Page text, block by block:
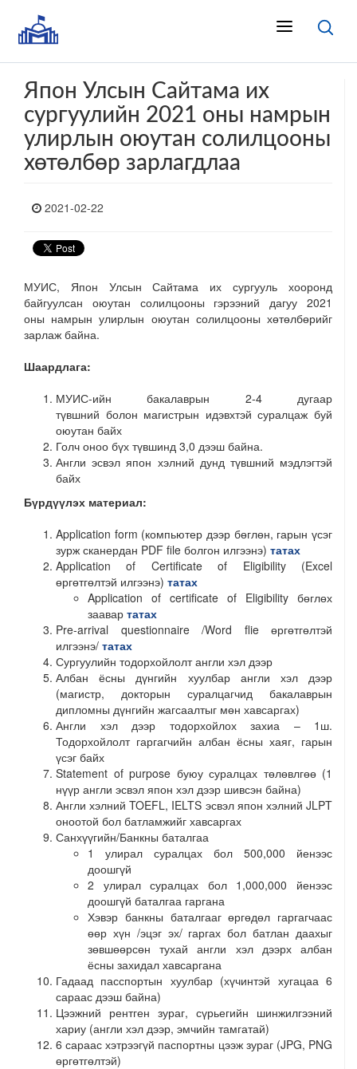
Япон Улсын Сайтама их
сургуулийн 2021 оны намрын
улирлын оюутан солилцооны
хөтөлбөр зарлагдлаа
2021-02-22
МУИС, Япон Улсын Сайтама их сургууль хооронд
байгуулсан оюутан солилцооны гэрээний дагуу 2021
оны намрын улирлын оюутан солилцооны хөтөлбөрийг
зарлаж байна.
Шаардлага:
МУИС-ийн бакалаврын 2-4 дугаар
түвшний болон магистрын идэвхтэй суралцаж буй
оюутан байх
Голч оноо бүх түвшинд 3,0 дээш байна.
Англи эсвэл япон хэлний дунд түвшний мэдлэгтэй
байх
Бүрдүүлэх материал:
Application form (компьютер дээр бөглөн, гарын үсэг
зурж сканердан PDF file болгон илгээнэ) татах
Application of Certificate of Eligibility (Excel
өргөтгөлтэй илгээнэ) татах
Application of certificate of Eligibility бөглөх
заавар татах
Pre-arrival questionnaire /Word flie өргөтгөлтэй
илгээнэ/ татах
Сургуулийн тодорхойлолт англи хэл дээр
Албан ёсны дүнгийн хуулбар англи хэл дээр
(магистр, докторын суралцагчид бакалаврын
дипломны дүнгийн жагсаалтыг мөн хавсаргах)
Англи хэл дээр тодорхойлох захиа – 1ш.
Тодорхойлолт гаргагчийн албан ёсны хаяг, гарын
үсэг байх
Statement of purpose буюу суралцах төлөвлгөө (1
нүүр англи эсвэл япон хэл дээр шивсэн байна)
Англи хэлний TOEFL, IELTS эсвэл япон хэлний JLPT
оноотой бол батламжийг хавсаргах
Санхүүгийн/Банкны баталгаа
1 улирал суралцах бол 500,000 йенээс
доошгүй
2 улирал суралцах бол 1,000,000 йенээс
доошгүй баталгаа гаргана
Хэвэр банкны баталгааг өргөдөл гаргагчаас
өөр хүн /эцэг эх/ гаргах бол батлан даахыг
зөвшөөрсөн тухай англи хэл дээрх албан
ёсны захидал хавсаргана
Гадаад пасспортын хуулбар (хүчинтэй хугацаа 6
сараас дээш байна)
Цээжний рентген зураг, сүрьегийн шинжилгээний
хариу (англи хэл дээр, эмчийн тамгатай)
6 сараас хэтрээгүй паспортны цээж зураг (JPG, PNG
өргөтгөлтэй)